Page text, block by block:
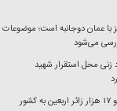
با عمان دوجانبه است؛ موضوعات
می‌شود
زنی محل استقرار شهید